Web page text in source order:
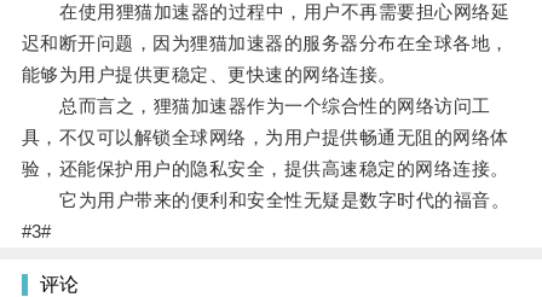
在使用狸猫加速器的过程中，用户不再需要担心网络延
迟和断开问题，因为狸猫加速器的服务器分布在全球各地，
能够为用户提供更稳定、更快速的网络连接。
总而言之，狸猫加速器作为一个综合性的网络访问工
具，不仅可以解锁全球网络，为用户提供畅通无阻的网络体
验，还能保护用户的隐私安全，提供高速稳定的网络连接。
它为用户带来的便利和安全性无疑是数字时代的福音。
#3#
评论